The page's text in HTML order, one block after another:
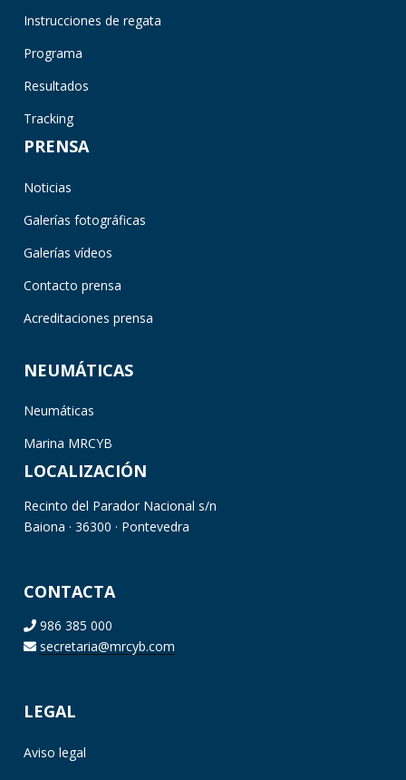
Instrucciones de regata
Programa
Resultados
Tracking
PRENSA
Noticias
Galerías fotográficas
Galerías vídeos
Contacto prensa
Acreditaciones prensa
NEUMÁTICAS
Neumáticas
Marina MRCYB
LOCALIZACIÓN
Recinto del Parador Nacional s/n
Baiona · 36300 · Pontevedra
CONTACTA
986 385 000
secretaria@mrcyb.com
LEGAL
Aviso legal